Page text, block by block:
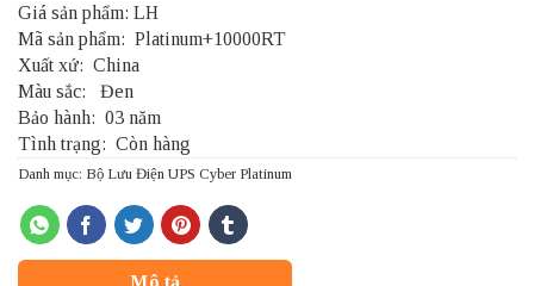
Giá sản phẩm: LH
Mã sản phẩm: Platinum+10000RT
Xuất xứ: China
Màu sắc: Đen
Bảo hành: 03 năm
Tình trạng: Còn hàng
Danh mục: Bộ Lưu Điện UPS Cyber Platinum
Mô tả